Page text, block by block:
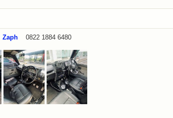
Zaph 0822 1884 6480